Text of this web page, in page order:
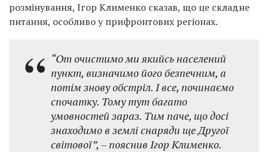
розмінування, Ігор Клименко сказав, що це складне
питання, особливо у прифронтових регіонах.
“От очистимо ми якийсь населений
пункт, визначимо його безпечним, а
потім знову обстріл. І все, починаємо
спочатку. Тому тут багато
умовностей зараз. Тим паче, що досі
знаходимо в землі снаряди ще Другої
світової”, – пояснив Ігор Клименко.